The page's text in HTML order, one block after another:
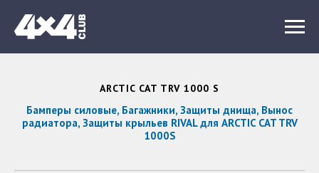
ARCTIC CAT TRV 1000 S
Бамперы силовые, Багажники, Защиты днища, Вынос
радиатора, Защиты крыльев RIVAL для ARCTIC CAT TRV
1000S